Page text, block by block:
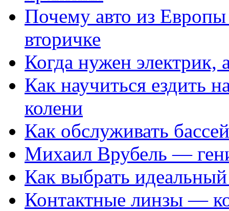
Почему авто из
вторичке
Когда нужен электрик,
Как научиться ездить
колени
Как обслуживать
Михаил Врубель —
Как выбрать
Контактные линзы —